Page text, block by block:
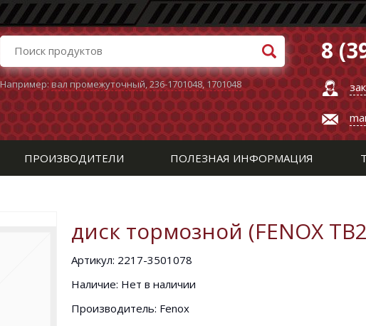
Например:вал промежуточный,236-1701048,1701048
8
ПРОИЗВОДИТЕЛИ ПОЛЕЗНАЯ ИНФОРМАЦИЯ
диск тормозной (FENOX
Артикул: 2217-3501078
Наличие: Нет в наличии
Производитель: Fenox